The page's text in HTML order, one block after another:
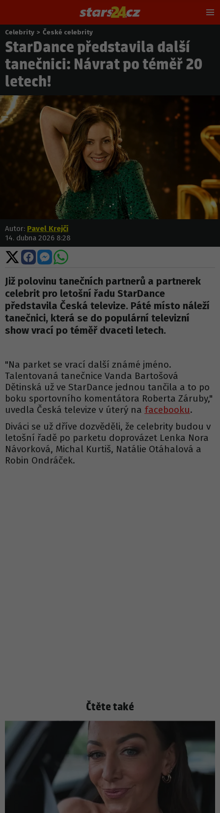
Nacházíte
se
zde:
Celebrity > České celebrity
StarDance představila další
tanečnici: Návrat po téměř 20
letech!
Autor: Pavel Krejčí
14. dubna 2026 8:28
Sdílet
na
X
Sdílet
na
Facebooku
Sdílet
na
Messengeru
Sdílet
WhatsApp
Již polovinu tanečních partnerů a partnerek
celebrit pro letošní řadu StarDance
představila Česká televize. Páté místo náleží
tanečnici, která se do populární televizní
show vrací po téměř dvaceti letech.
"Na parket se vrací další známé jméno.
Talentovaná tanečnice Vanda Bartošová
Dětinská už ve StarDance jednou tančila a to po
boku sportovního komentátora Roberta Záruby,"
uvedla Česká televize v úterý na facebooku.
Diváci se už dříve dozvěděli, že celebrity budou v
letošní řadě po parketu doprovázet Lenka Nora
Návorková, Michal Kurtiš, Natálie Otáhalová a
Robin Ondráček.
Čtěte také